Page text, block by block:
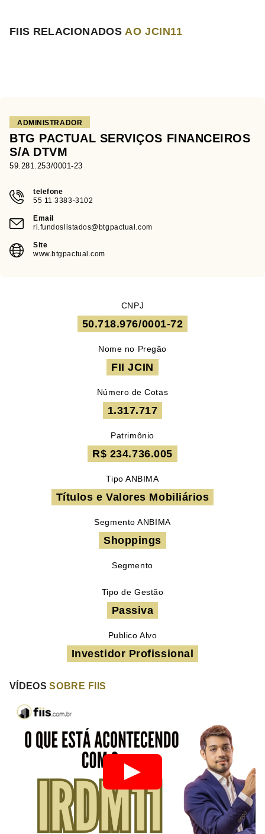
FIIS RELACIONADOSAO JCIN11
ADMINISTRADOR
BTG PACTUAL SERVIÇOS FINANCEIROS
S/A DTVM
59.281.253/0001-23
telefone
55 11 3383-3102
Email
ri.fundoslistados@btgpactual.com
Site
www.btgpactual.com
CNPJ
50.718.976/0001-72
Nome no Pregão
FII JCIN
Número de Cotas
1.317.717
Patrimônio
R$ 234.736.005
Tipo ANBIMA
Títulos e Valores Mobiliários
Segmento ANBIMA
Shoppings
Segmento
Tipo de Gestão
Passiva
Publico Alvo
Investidor Profissional
VÍDEOSSOBRE FIIS